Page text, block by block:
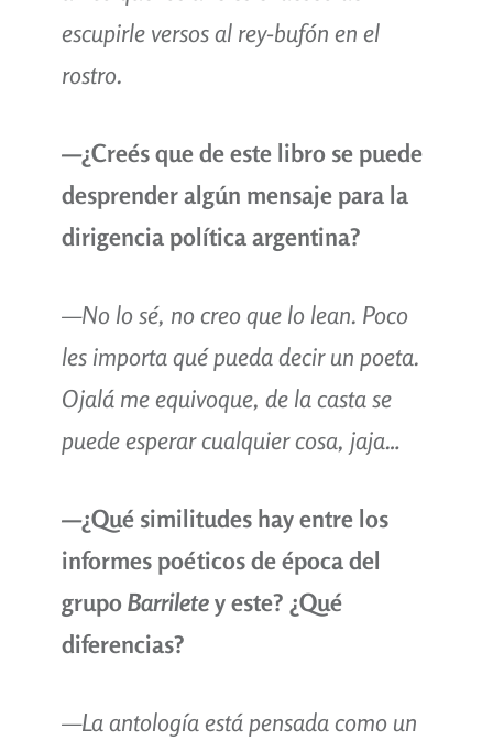
escupirle versos al rey-bufón en el
rostro.
—¿Creés que de este libro se puede
desprender algún mensaje para la
dirigencia política argentina?
—No lo sé, no creo que lo lean. Poco
les importa qué pueda decir un poeta.
Ojalá me equivoque, de la casta se
puede esperar cualquier cosa, jaja…
—¿Qué similitudes hay entre los
informes poéticos de época del
grupoBarriletey este? ¿Qué
diferencias?
—La antología está pensada como un